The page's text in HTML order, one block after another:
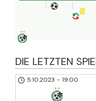
DIE LETZTEN
5.10.2023 - 19:00